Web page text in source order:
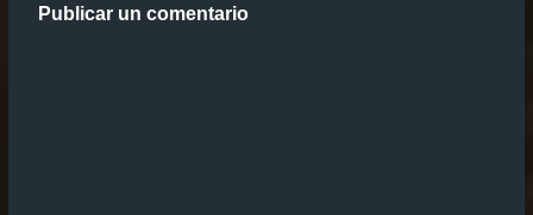
Publicar un comentario